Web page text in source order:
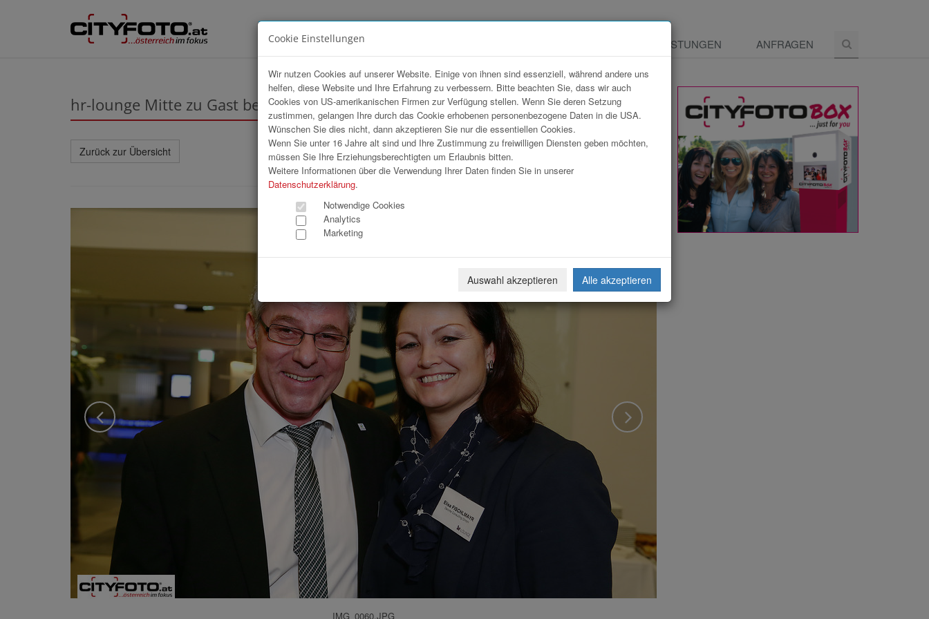
LEISTUNGEN ANFRAGEN
hr-lounge Mitte zu Gast bei OÖ Wohnbau GmbH
Zurück zur Übersicht Download Weiterleiten
IMG_0060.JPG
Cookie Einstellungen
Wir nutzen Cookies auf unserer Website. Einige von ihnen sind essenziell, während andere uns
helfen, diese Website und Ihre Erfahrung zu verbessern. Bitte beachten Sie, dass wir auch
Cookies von US-amerikanischen Firmen zur Verfügung stellen. Wenn Sie deren Setzung
zustimmen, gelangen Ihre durch das Cookie erhobenen personenbezogene Daten in die USA.
Wünschen Sie dies nicht, dann akzeptieren Sie nur die essentiellen Cookies.
Wenn Sie unter 16 Jahre alt sind und Ihre Zustimmung zu freiwilligen Diensten geben möchten,
müssen Sie Ihre Erziehungsberechtigten um Erlaubnis bitten.
Weitere Informationen über die Verwendung Ihrer Daten finden Sie in unserer
Datenschutzerklärung.
Notwendige Cookies
Analytics
Marketing
Auswahl akzeptieren Alle akzeptieren